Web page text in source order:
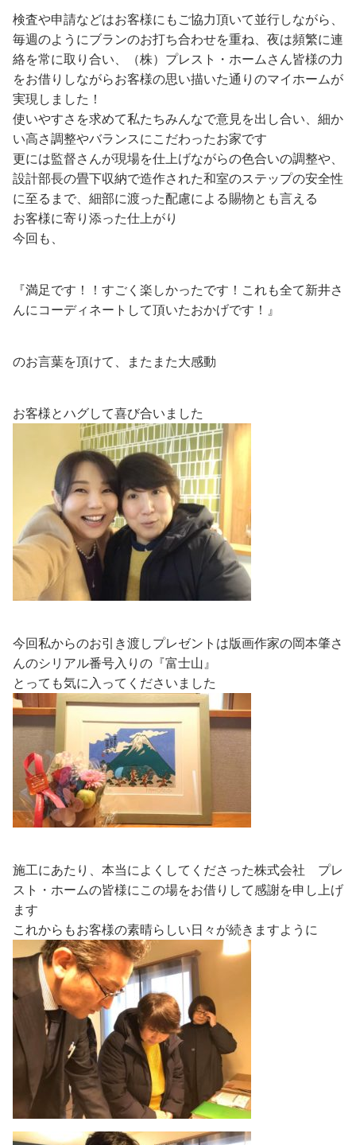
検査や申請などはお客様にもご協力頂いて並行しながら、
毎週のようにブランのお打ち合わせを重ね、夜は頻繁に連
絡を常に取り合い、（株）プレスト・ホームさん皆様の力
をお借りしながらお客様の思い描いた通りのマイホームが
実現しました！
使いやすさを求めて私たちみんなで意見を出し合い、細か
い高さ調整やバランスにこだわったお家です
更には監督さんが現場を仕上げながらの色合いの調整や、
設計部長の畳下収納で造作された和室のステップの安全性
に至るまで、細部に渡った配慮による賜物とも言える
お客様に寄り添った仕上がり
今回も、
『満足です！！すごく楽しかったです！これも全て新井さ
んにコーディネートして頂いたおかげです！』
のお言葉を頂けて、またまた大感動
お客様とハグして喜び合いました
今回私からのお引き渡しプレゼントは版画作家の岡本肇さ
んのシリアル番号入りの『富士山』
とっても気に入ってくださいました
施工にあたり、本当によくしてくださった株式会社 プレ
スト・ホームの皆様にこの場をお借りして感謝を申し上げ
ます
これからもお客様の素晴らしい日々が続きますように